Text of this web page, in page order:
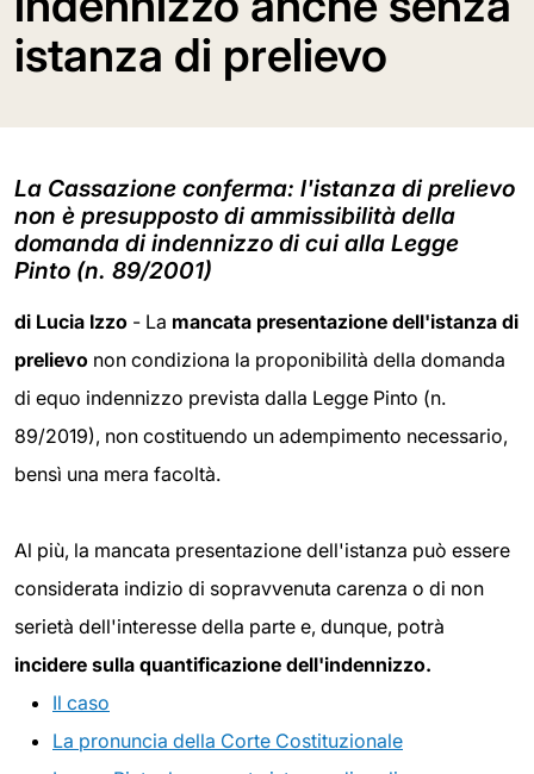
istanza di prelievo
La Cassazione conferma: l'istanza di prelievo
non è presupposto di ammissibilità della
domanda di indennizzo di cui alla Legge
Pinto (n. 89/2001)
di Lucia Izzo - La mancata presentazione dell'istanza di
prelievo non condiziona la proponibilità della domanda
di equo indennizzo prevista dalla Legge Pinto (n.
89/2019), non costituendo un adempimento necessario,
bensì una mera facoltà.
Al più, la mancata presentazione dell'istanza può essere
considerata indizio di sopravvenuta carenza o di non
serietà dell'interesse della parte e, dunque, potrà
incidere sulla quantificazione dell'indennizzo.
Il caso
La pronuncia della Corte Costituzionale